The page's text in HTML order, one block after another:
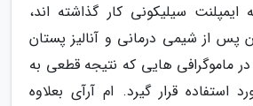
ایمپلنت سیلیکونی کار گذاشته اند،
پس از شیمی درمانی و آنالیز پستان
ماموگرافی هایی که نتیجه قطعی به
استفاده قرار گیرد. ام آرآی بعلاوه